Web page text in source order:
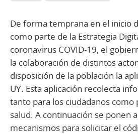
De forma temprana en el inicio
como parte de la Estrategia
coronavirus COVID-19, el
la colaboración de distintos
disposición de la población la
UY. Esta aplicación recolecta
tanto para los ciudadanos como
salud. A continuación se ponen
mecanismos para solicitar el